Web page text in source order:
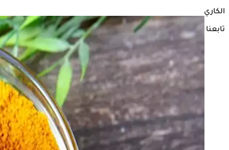
الكاري
تابعنا على